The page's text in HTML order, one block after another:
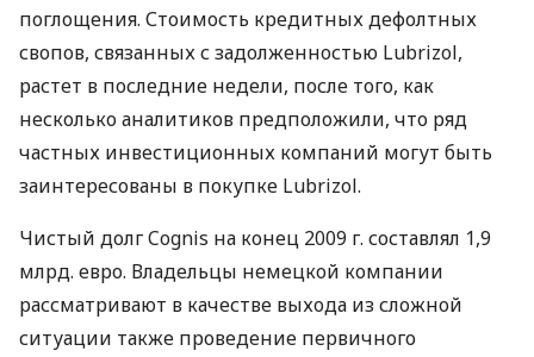
поглощения. Стоимость кредитных дефолтных
свопов, связанных с задолженностью Lubrizol,
растет в последние недели, после того, как
несколько аналитиков предположили, что ряд
частных инвестиционных компаний могут быть
заинтересованы в покупке Lubrizol.
Чистый долг Cognis на конец 2009 г. составлял 1,9
млрд. евро. Владельцы немецкой компании
рассматривают в качестве выхода из сложной
ситуации также проведение первичного